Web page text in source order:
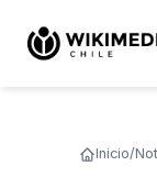
Inicio/